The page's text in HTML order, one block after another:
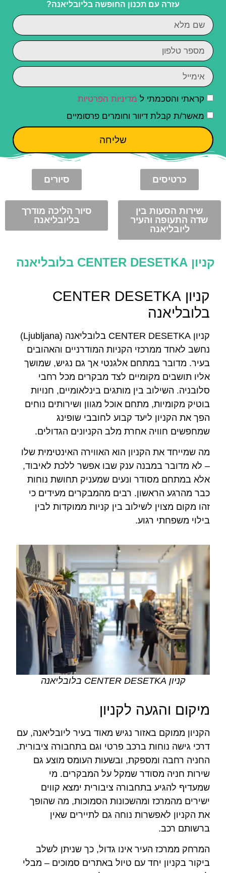
עזרה עם תכנון החופשה בליובליאנה?
קראתי והסכמתי ל מדיניות הפרטיות
מאשר/ת קבלת דיוור וחומרים פרסומיים
שליחה
כרטיסים סיורים
שירות הסעות בין
שדה התעופה והעיר
ליובליאנה
סיור הליכה מודרך
בליובליאנה
קניון CENTER DESETKA בלובליאנה
קניון CENTER DESETKA
בלובליאנה
קניון CENTER DESETKA בלובליאנה (Ljubljana)
נחשב לאחד ממרכזי הקניות המודרניים והאהובים
בעיר. מדובר במתחם אלגנטי אך גם נגיש, שמושך
אליו תושבים מקומיים לצד מבקרים מכל רחבי
סלובניה. השילוב בין מותגים בינלאומיים, חנויות
בוטיק מקומיות, מתחם אוכל מגוון ושירותים נוחים
הפך את הקניון ליעד קבוע לחובבי שופינג
שמחפשים חוויה אחרת מלב הקניונים הגדולים.
מה שמייחד את הקניון הוא האווירה האינטימית שלו
– לא מדובר במבנה ענק שבו אפשר ללכת לאיבוד,
אלא במתחם מסודר ונעים שמעניק תחושת נוחות
כבר מהרגע הראשון. רבים מהמבקרים מעידים כי
זהו מקום מצוין לשילוב בין קניות ממוקדות לבין
בילוי משפחתי רגוע.
קניון CENTER DESETKA בלובליאנה
מיקום והגעה לקניון
הקניון ממוקם באזור נגיש מאוד בעיר ליובליאנה, עם
דרכי גישה נוחות ברכב פרטי וגם בתחבורה ציבורית.
החניה רחבה ומספקת, ובשעות העומס מוצע גם
שירות חניה מסודר שמקל על המבקרים. מי
שמעדיף להגיע בתחבורה ציבורית ימצא קווים
ישירים מהמרכז ומהשכונות הסמוכות, מה שהופך
את הקניון לאפשרות נוחה גם לתיירים שאין
ברשותם רכב.
המרחק ממרכז העיר אינו גדול, כך שניתן לשלב
ביקור בקניון יחד עם טיול באתרים סמוכים – מבלי